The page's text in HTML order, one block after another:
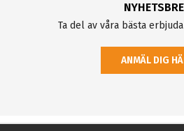
Ta del av våra bästa
ANMÄL DIG